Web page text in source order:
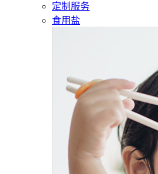
定制服务
食用盐